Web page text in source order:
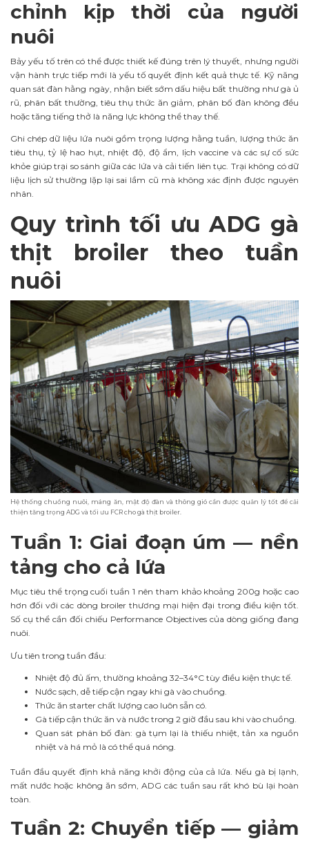
chỉnh kịp thời của người
nuôi
Bảy yếu tố trên có thể được thiết kế đúng trên lý thuyết, nhưng người
vận hành trực tiếp mới là yếu tố quyết định kết quả thực tế. Kỹ năng
quan sát đàn hằng ngày, nhận biết sớm dấu hiệu bất thường như gà ủ
rũ, phân bất thường, tiêu thụ thức ăn giảm, phân bố đàn không đều
hoặc tăng tiếng thở là năng lực không thể thay thế.
Ghi chép dữ liệu lứa nuôi gồm trọng lượng hằng tuần, lượng thức ăn
tiêu thụ, tỷ lệ hao hụt, nhiệt độ, độ ẩm, lịch vaccine và các sự cố sức
khỏe giúp trại so sánh giữa các lứa và cải tiến liên tục. Trại không có dữ
liệu lịch sử thường lặp lại sai lầm cũ mà không xác định được nguyên
nhân.
Quy trình tối ưu ADG gà
thịt broiler theo tuần
nuôi
Hệ thống chuồng nuôi, máng ăn, mật độ đàn và thông gió cần được quản lý tốt để cải
thiện tăng trọng ADG và tối ưu FCR cho gà thịt broiler.
Tuần 1: Giai đoạn úm — nền
tảng cho cả lứa
Mục tiêu thể trọng cuối tuần 1 nên tham khảo khoảng 200g hoặc cao
hơn đối với các dòng broiler thương mại hiện đại trong điều kiện tốt.
Số cụ thể cần đối chiếu Performance Objectives của dòng giống đang
nuôi.
Ưu tiên trong tuần đầu:
Nhiệt độ đủ ấm, thường khoảng 32–34°C tùy điều kiện thực tế.
Nước sạch, dễ tiếp cận ngay khi gà vào chuồng.
Thức ăn starter chất lượng cao luôn sẵn có.
Gà tiếp cận thức ăn và nước trong 2 giờ đầu sau khi vào chuồng.
Quan sát phân bố đàn: gà tụm lại là thiếu nhiệt, tản xa nguồn
nhiệt và há mỏ là có thể quá nóng.
Tuần đầu quyết định khả năng khởi động của cả lứa. Nếu gà bị lạnh,
mất nước hoặc không ăn sớm, ADG các tuần sau rất khó bù lại hoàn
toàn.
Tuần 2: Chuyển tiếp — giảm